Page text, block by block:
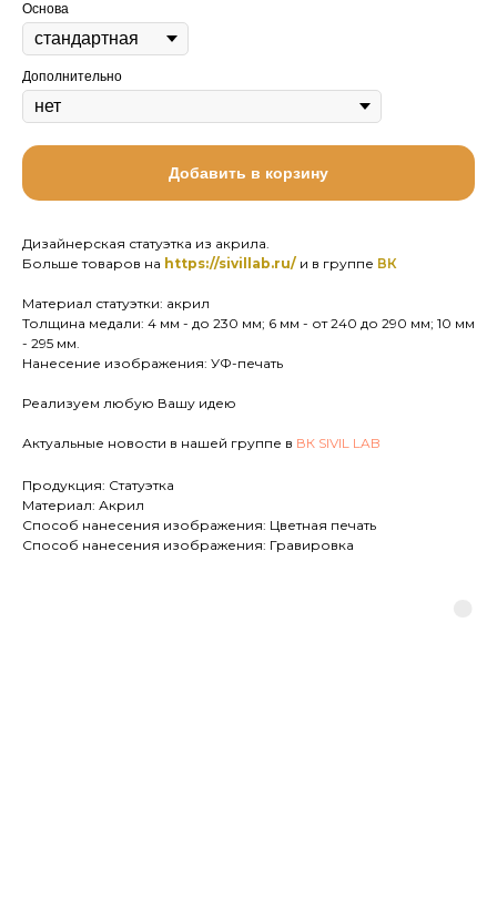
Основа
Дополнительно
Добавить в корзину
Дизайнерская статуэтка из акрила.
Больше товаров на https://sivillab.ru/ и в группе ВК
Материал статуэтки: акрил
Толщина медали: 4 мм - до 230 мм; 6 мм - от 240 до 290 мм; 10 мм
- 295 мм.
Нанесение изображения: УФ-печать
Реализуем любую Вашу идею
Актуальные новости в нашей группе в ВК SIVIL LAB
Продукция: Статуэтка
Материал: Акрил
Способ нанесения изображения: Цветная печать
Способ нанесения изображения: Гравировка